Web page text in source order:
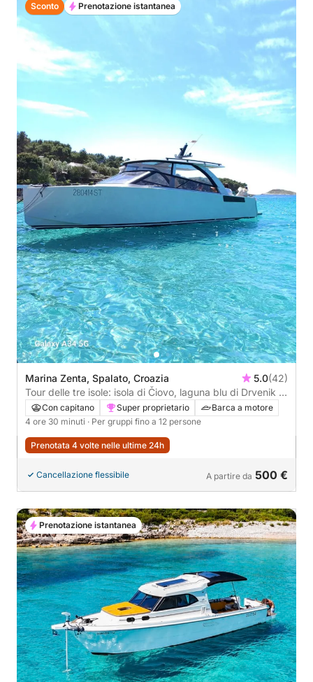
Marina Zenta, Spalato, Croazia 5.0(42)
Tour delle tre isole: isola di Čiovo, laguna blu di Drvenik e
isola di Solta
Con capitano Super proprietario
Barca a motore
4 ore 30 minuti · Per gruppi fino a 12 persone
Prenotata 4 volte nelle ultime 24h
Cancellazione flessibile A partire da 500 €
Sconto Prenotazione istantanea
Prenotazione istantanea